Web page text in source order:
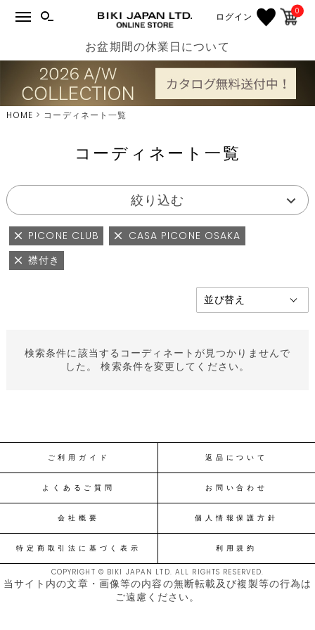
ログイン 0
お盆期間の休業日について
HOME コーディネート一覧
コーディネート一覧
絞り込む
PICONE CLUB
CASA PICONE OSAKA
襟付き
検索条件に該当するコーディネートが見つかりませんで
した。 検索条件を変更してください。
ご利用ガイド 返品について
よくあるご質問 お問い合わせ
会社概要 個人情報保護方針
特定商取引法に基づく表示 利用規約
COPYRIGHT © BIKI JAPAN LTD. ALL RIGHTS RESERVED.
当サイト内の文章・画像等の内容の無断転載及び複製等の行為は
ご遠慮ください。